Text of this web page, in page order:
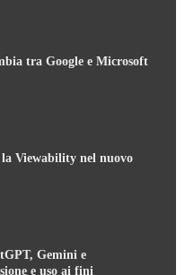
tra Google e Microsoft
Viewability nel nuovo
Gemini e
e uso ai fini